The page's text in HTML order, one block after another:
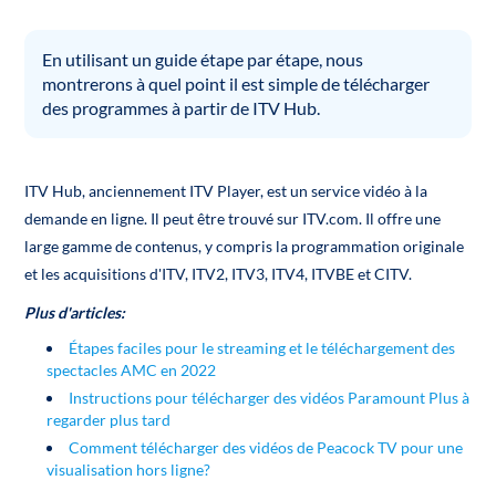
En utilisant un guide étape par étape, nous
montrerons à quel point il est simple de télécharger
des programmes à partir de ITV Hub.
ITV Hub, anciennement ITV Player, est un service vidéo à la
demande en ligne. Il peut être trouvé sur ITV.com. Il offre une
large gamme de contenus, y compris la programmation originale
et les acquisitions d'ITV, ITV2, ITV3, ITV4, ITVBE et CITV.
Plus d'articles:
Étapes faciles pour le streaming et le téléchargement des
spectacles AMC en 2022
Instructions pour télécharger des vidéos Paramount Plus à
regarder plus tard
Comment télécharger des vidéos de Peacock TV pour une
visualisation hors ligne?